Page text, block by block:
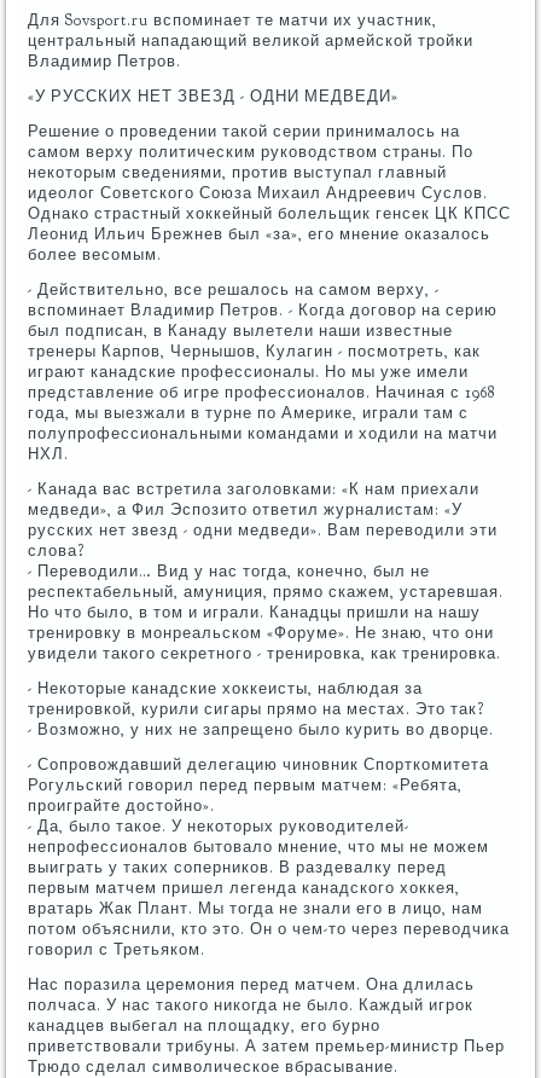
Для Sovsport.ru вспоминает те матчи их участник,
центральный нападающий великой армейской тройки
Владимир Петров.
«У РУССКИХ НЕТ ЗВЕЗД - ОДНИ МЕДВЕДИ»
Решение о проведении такой серии принималось на
самом верху политическим руководством страны. По
некоторым сведениями, против выступал главный
идеолог Советского Союза Михаил Андреевич Суслов.
Однако страстный хоккейный болельщик генсек ЦК КПСС
Леонид Ильич Брежнев был «за», его мнение оказалось
более весомым.
- Действительно, все решалось на самом верху, -
вспоминает Владимир Петров. - Когда договор на серию
был подписан, в Канаду вылетели наши известные
тренеры Карпов, Чернышов, Кулагин - посмотреть, как
играют канадские профессионалы. Но мы уже имели
представление об игре профессионалов. Начиная с 1968
года, мы выезжали в турне по Америке, играли там с
полупрофессиональными командами и ходили на матчи
НХЛ.
- Канада вас встретила заголовками: «К нам приехали
медведи», а Фил Эспозито ответил журналистам: «У
русских нет звезд - одни медведи». Вам переводили эти
слова?
- Переводили… Вид у нас тогда, конечно, был не
респектабельный, амуниция, прямо скажем, устаревшая.
Но что было, в том и играли. Канадцы пришли на нашу
тренировку в монреальском «Форуме». Не знаю, что они
увидели такого секретного - тренировка, как тренировка.
- Некоторые канадские хоккеисты, наблюдая за
тренировкой, курили сигары прямо на местах. Это так?
- Возможно, у них не запрещено было курить во дворце.
- Сопровождавший делегацию чиновник Спорткомитета
Рогульский говорил перед первым матчем: «Ребята,
проиграйте достойно».
- Да, было такое. У некоторых руководителей-
непрофессионалов бытовало мнение, что мы не можем
выиграть у таких соперников. В раздевалку перед
первым матчем пришел легенда канадского хоккея,
вратарь Жак Плант. Мы тогда не знали его в лицо, нам
потом объяснили, кто это. Он о чем-то через переводчика
говорил с Третьяком.
Нас поразила церемония перед матчем. Она длилась
полчаса. У нас такого никогда не было. Каждый игрок
канадцев выбегал на площадку, его бурно
приветствовали трибуны. А затем премьер-министр Пьер
Трюдо сделал символическое вбрасывание.